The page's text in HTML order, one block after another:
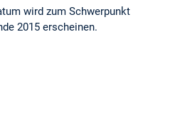
wird zum Schwerpunkt
2015 erscheinen.